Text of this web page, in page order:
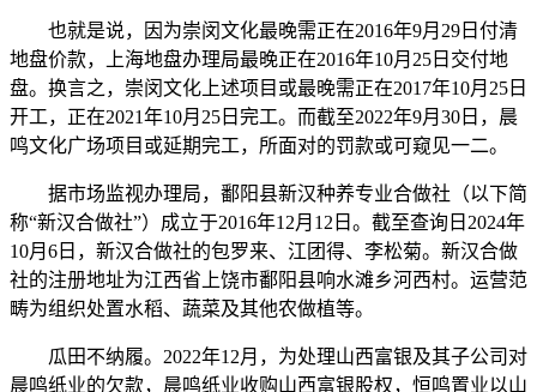
也就是说，因为崇闵文化最晚需正在2016年9月29日付清
地盘价款，上海地盘办理局最晚正在2016年10月25日交付地
盘。换言之，崇闵文化上述项目或最晚需正在2017年10月25日
开工，正在2021年10月25日完工。而截至2022年9月30日，晨
鸣文化广场项目或延期完工，所面对的罚款或可窥见一二。
据市场监视办理局，鄱阳县新汉种养专业合做社（以下简
称“新汉合做社”）成立于2016年12月12日。截至查询日2024年
10月6日，新汉合做社的包罗来、江团得、李松菊。新汉合做
社的注册地址为江西省上饶市鄱阳县响水滩乡河西村。运营范
畴为组织处置水稻、蔬菜及其他农做植等。
瓜田不纳履。2022年12月，为处理山西富银及其子公司对
晨鸣纸业的欠款，晨鸣纸业收购山西富银股权，恒鸣置业以山